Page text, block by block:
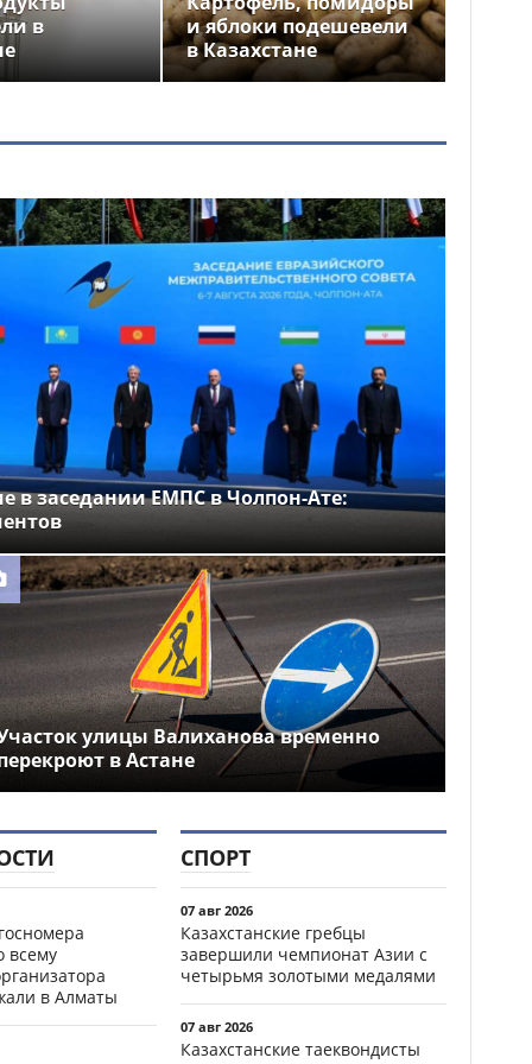
в
и яблоки подешевели
в Казахстане
в заседании ЕМПС в Чолпон-Ате:
улицы Валиханова временно
в Астане
всему
в Алматы
СПОРТ
07 авг 2026
Казахстанские гребцы
завершили чемпионат Азии с
четырьмя золотыми медалями
07 авг 2026
Казахстанские таеквондисты